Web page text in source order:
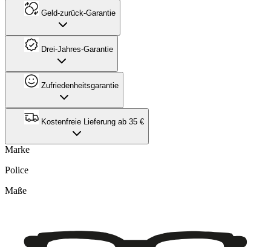
Geld-zurück-Garantie
Drei-Jahres-Garantie
Zufriedenheitsgarantie
Kostenfreie Lieferung ab 35 €
Marke
Police
Maße